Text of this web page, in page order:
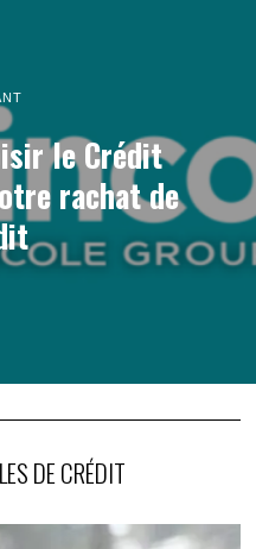
le Crédit
rachat de
DE CRÉDIT